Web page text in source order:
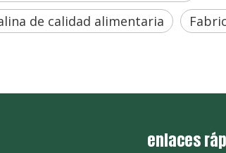
de calidad alimentaria
enlaces